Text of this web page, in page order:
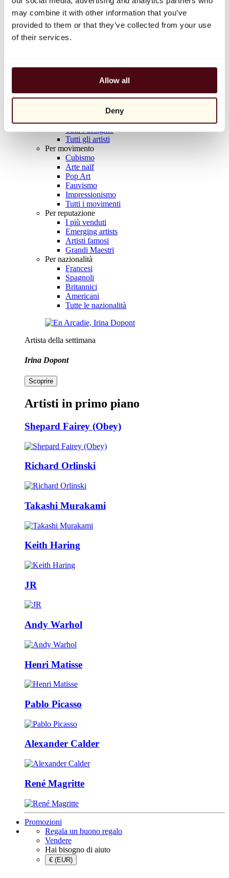
may combine it with other information that you’ve
provided to them or that they’ve collected from your use
of their services.
Allow all
Deny
Balloon Dog (Orange)
Jeff Koons
10.000 €
Artisti
Tutti i pittori
Tutti i fotografi
Tutti i disegnatori
Tutti i designer
Tutti gli artisti
Per movimento
Cubismo
Arte naïf
Pop Art
Fauvismo
Impressionismo
Tutti i movimenti
Per reputazione
I più venduti
Emerging artists
Artisti famosi
Grandi Maestri
Per nazionalità
Francesi
Spagnoli
Britannici
Americani
Tutte le nazionalità
Artista della settimana
Irina Dopont
Scoprire
Artisti in primo piano
Shepard Fairey (Obey)
Richard Orlinski
Takashi Murakami
Keith Haring
JR
Andy Warhol
Henri Matisse
Pablo Picasso
Alexander Calder
René Magritte
Promozioni
Regala un buono regalo
Vendere
Hai bisogno di aiuto
€ (EUR)